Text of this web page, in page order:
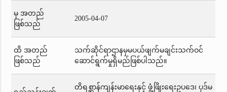
မှ အတည်
ဖြစ်သည်
2005-04-07
ထိ အတည်
ဖြစ်သည်
သက်ဆိုင်ရာဌာနမှမပယ်ဖျက်မချင်းသက်ဝင်
ဆောင်ရွက်မှုရှိမည်ဖြစ်ပါသည်။
တိရစ္ဆာန်ကျန်းမာရေးနှင့် ဖွံ့ဖြိုးရေးဥပဒေ၊ ပုဒ်မ